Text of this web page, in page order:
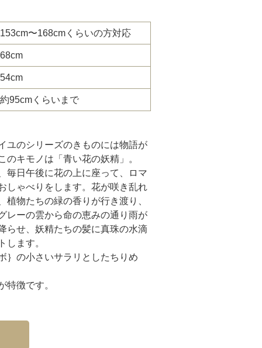
153cm〜168cmくらいの方対応
68cm
54cm
約95cmくらいまで
ユのシリーズのきものには物語が
のキモノは「青い花の妖精」。
毎日午後に花の上に座って、ロマ
しゃべりをします。花が咲き乱れ
植物たちの緑の香りが行き渡り、
レーの雲から命の恵みの通り雨が
らせ、妖精たちの髪に真珠の水滴
します。
｝の小さいサラリとしたちりめ
特徴です。